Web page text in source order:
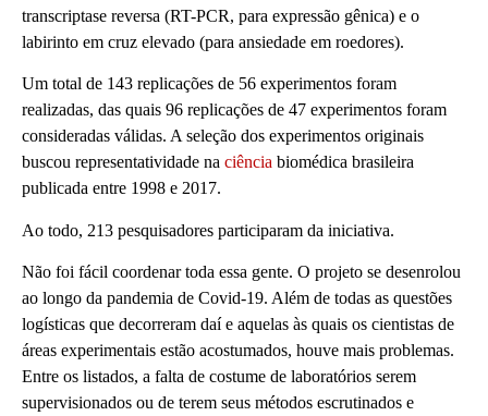
transcriptase reversa (RT-PCR, para expressão gênica) e o
labirinto em cruz elevado (para ansiedade em roedores).
Um total de 143 replicações de 56 experimentos foram
realizadas, das quais 96 replicações de 47 experimentos foram
consideradas válidas. A seleção dos experimentos originais
buscou representatividade na ciência biomédica brasileira
publicada entre 1998 e 2017.
Ao todo, 213 pesquisadores participaram da iniciativa.
Não foi fácil coordenar toda essa gente. O projeto se desenrolou
ao longo da pandemia de Covid-19. Além de todas as questões
logísticas que decorreram daí e aquelas às quais os cientistas de
áreas experimentais estão acostumados, houve mais problemas.
Entre os listados, a falta de costume de laboratórios serem
supervisionados ou de terem seus métodos escrutinados e